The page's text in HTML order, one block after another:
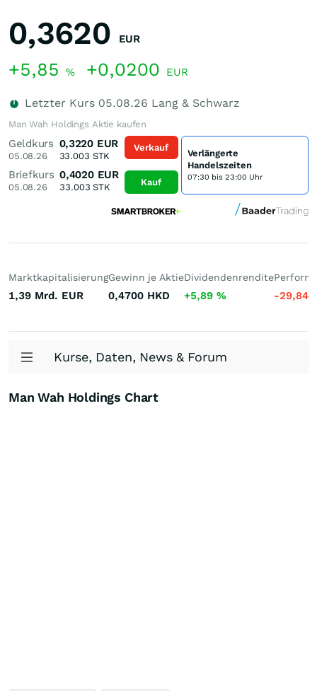
0,3620 EUR
+5,85 % +0,0200 EUR
Letzter Kurs 05.08.26 Lang & Schwarz
Man Wah Holdings Aktie kaufen
Geldkurs
05.08.26
0,3220 EUR
33.003 STK
Briefkurs
05.08.26
0,4020 EUR
33.003 STK
Verkauf
Kauf
Verlängerte
Handelszeiten
07:30 bis 23:00 Uhr
Marktkapitalisierung
1,39 Mrd. EUR
Gewinn je Aktie
0,4700 HKD
Dividendenrendite
+5,89 % -29,84
Kurse, Daten, News & Forum
Man Wah Holdings Chart